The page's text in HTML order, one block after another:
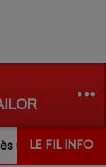
LE FIL INFO
un choc entre